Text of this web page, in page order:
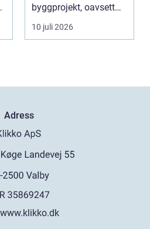
byggprojekt, oavsett
om det handlar om en
10 juli 2026
Adress
www.klikko.dk